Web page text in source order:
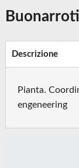
Descrizione
Pianta.
engeneering